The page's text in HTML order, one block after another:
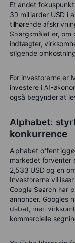
Et andet
30 milliarder USD i
tilhørende
Spørgsmålet er,
indtægter,
stigende
For investorerne er
investere i AI-
også begynder at
Alphabet:
konkurrence
Alphabet
markedet forventer
2,533 USD og en
Investorerne vil især
Google Search har
annoncer. Googles
debat, men
kommercielle